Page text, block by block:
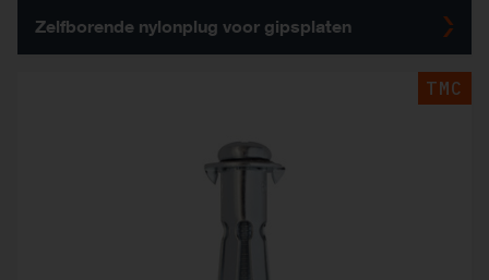
Zelfborende nylonplug voor gipsplaten
TMC